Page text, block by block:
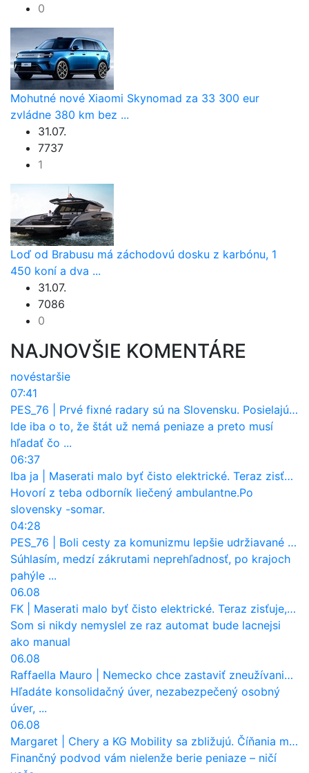
0
Mohutné nové Xiaomi Skynomad za 33 300 eur
zvládne 380 km bez ...
31.07.
7737
1
Loď od Brabusu má záchodovú dosku z karbónu, 1
450 koní a dva ...
31.07.
7086
0
NAJNOVŠIE KOMENTÁRE
novéstaršie
07:41
PES_76
Prvé fixné radary sú na Slovensku. Posielajú už pokuty? Ukáže ich Waze?
Ide iba o to, že štát už nemá peniaze a preto musí
hľadať čo ...
06:37
Iba ja
Maserati malo byť čisto elektrické. Teraz zisťuje, že potrebuje nový osemvalcový motor
Hovorí z teba odborník liečený ambulantne.Po
slovensky -somar.
04:28
PES_76
Boli cesty za komunizmu lepšie udržiavané ako dnes?
Súhlasím, medzí zákrutami neprehľadnosť, po krajoch
pahýle ...
06.08
FK
Maserati malo byť čisto elektrické. Teraz zisťuje, že potrebuje nový osemvalcový motor
Som si nikdy nemyslel ze raz automat bude lacnejsi
ako manual
06.08
Raffaella Mauro
Nemecko chce zastaviť zneužívanie dotácií na elektromobily. Pritvrdí pravidlá
Hľadáte konsolidačný úver, nezabezpečený osobný
úver, ...
06.08
Margaret
Chery a KG Mobility sa zbližujú. Číňania môžu získať 10 % bývalého SsangYongu
Finančný podvod vám nielenže berie peniaze – ničí